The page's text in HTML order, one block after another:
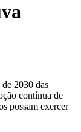
2030 das
contínua de
possam exercer